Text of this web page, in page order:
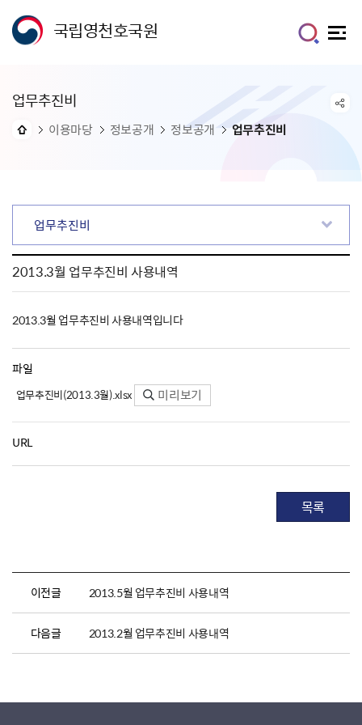
국립영천호국원
업무추진비
이용마당 정보공개 정보공개 업무추진비
업무추진비
2013.3월 업무추진비 사용내역
2013.3월 업무추진비 사용내역입니다
파일
업무추진비(2013.3월).xlsx 미리보기
URL
목록
이전글 2013.5월 업무추진비 사용내역
다음글 2013.2월 업무추진비 사용내역